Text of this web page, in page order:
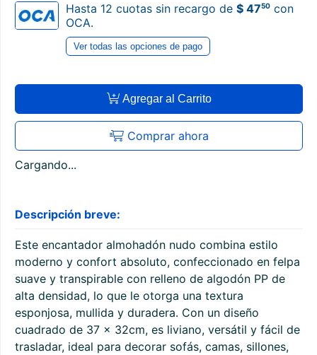
Hasta 12 cuotas sin recargo de $ 4750 con
OCA.
Ver todas las opciones de pago
Agregar al Carrito
Comprar ahora
Cargando...
Descripción breve:
Este encantador almohadón nudo combina estilo
moderno y confort absoluto, confeccionado en felpa
suave y transpirable con relleno de algodón PP de
alta densidad, lo que le otorga una textura
esponjosa, mullida y duradera. Con un diseño
cuadrado de 37 x 32cm, es liviano, versátil y fácil de
trasladar, ideal para decorar sofás, camas, sillones,